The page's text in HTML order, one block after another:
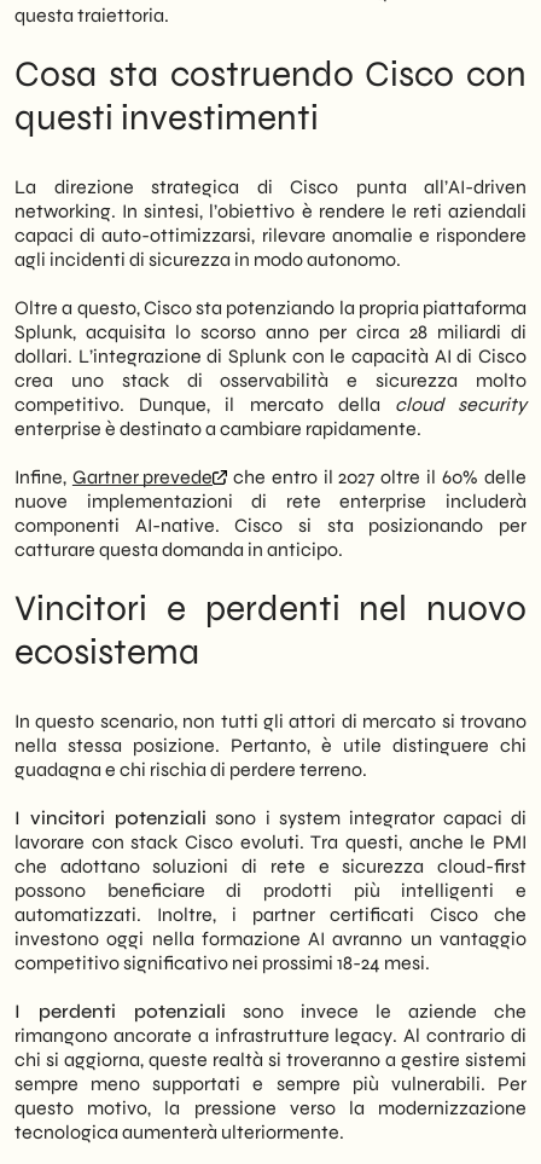
questa traiettoria.
Cosa sta costruendo Cisco con
questi investimenti
La direzione strategica di Cisco punta all’AI-driven
networking. In sintesi, l’obiettivo è rendere le reti aziendali
capaci di auto-ottimizzarsi, rilevare anomalie e rispondere
agli incidenti di sicurezza in modo autonomo.
Oltre a questo, Cisco sta potenziando la propria piattaforma
Splunk, acquisita lo scorso anno per circa 28 miliardi di
dollari. L’integrazione di Splunk con le capacità AI di Cisco
crea uno stack di osservabilità e sicurezza molto
competitivo. Dunque, il mercato della cloud security
enterprise è destinato a cambiare rapidamente.
Infine, Gartner prevede
che entro il 2027 oltre il 60% delle
nuove implementazioni di rete enterprise includerà
componenti AI-native. Cisco si sta posizionando per
catturare questa domanda in anticipo.
Vincitori e perdenti nel nuovo
ecosistema
In questo scenario, non tutti gli attori di mercato si trovano
nella stessa posizione. Pertanto, è utile distinguere chi
guadagna e chi rischia di perdere terreno.
I vincitori potenziali sono i system integrator capaci di
lavorare con stack Cisco evoluti. Tra questi, anche le PMI
che adottano soluzioni di rete e sicurezza cloud-first
possono beneficiare di prodotti più intelligenti e
automatizzati. Inoltre, i partner certificati Cisco che
investono oggi nella formazione AI avranno un vantaggio
competitivo significativo nei prossimi 18-24 mesi.
I perdenti potenziali sono invece le aziende che
rimangono ancorate a infrastrutture legacy. Al contrario di
chi si aggiorna, queste realtà si troveranno a gestire sistemi
sempre meno supportati e sempre più vulnerabili. Per
questo motivo, la pressione verso la modernizzazione
tecnologica aumenterà ulteriormente.